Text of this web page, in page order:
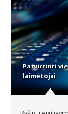
Patvirtinti
laimėtojai